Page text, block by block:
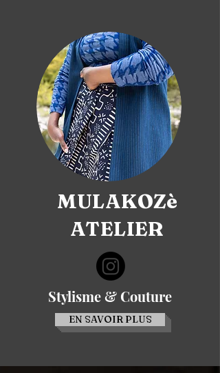
MULAKOZè
ATELIER
Stylisme & Couture
EN SAVOIR PLUS